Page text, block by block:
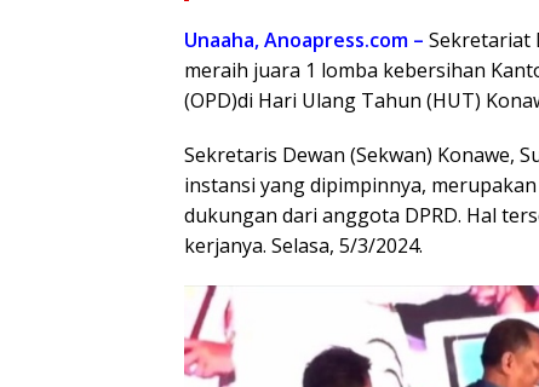
Unaaha, Anoapress.com – Sekretariat
meraih juara 1 lomba kebersihan
(OPD)di Hari Ulang Tahun (HUT)
Sekretaris Dewan (Sekwan) Konawe,
instansi yang dipimpinnya,
dukungan dari anggota DPRD. Hal
kerjanya. Selasa, 5/3/2024.